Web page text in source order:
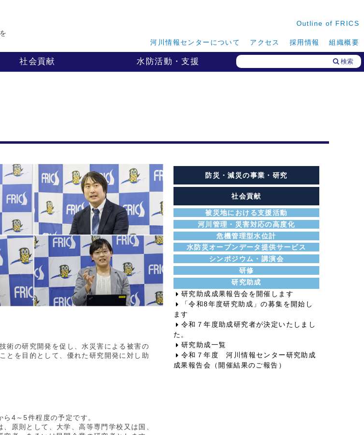
Outline of FRICS
河川情報センターについて アクセス 採用情報 組織概要
社会貢献 水防活動・支援 検索
術の研究開発を促し、水災害による被害の
とを目的として、優れた研究開発に対し助
4～5件程度の予定です。
原則として、大学、高等専門学校又は国、
防災・減災の事業・研究
社会貢献
被災地における支援活動
河川管理・災害対応の高度化
危機管理型水位計
水防災オープンデータ提供サービス
シンポジウム・講演会
研修
研究助成
研究助成成果報告会を開催します
「令和8年度研究助成」の募集を開始し
ます
令和７年度助成研究者が決定いたしまし
た。
研究助成一覧
令和７年度 河川情報センター研究助成
成果報告会（開催結果のご報告）